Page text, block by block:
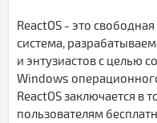
ReactOS - это
система,
и энтузиастов с целью
Windows
ReactOS заключается в
пользователям